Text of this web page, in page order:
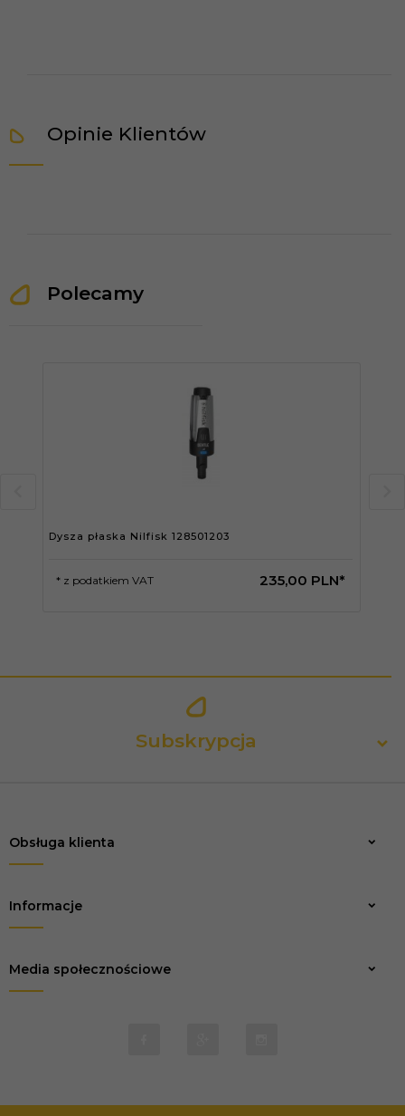
Opinie Klientów
Polecamy
Dysza płaska Nilfisk 128501203
235,00 PLN*
* z podatkiem VAT
Subskrypcja
Obsługa klienta
Informacje
Media społecznościowe